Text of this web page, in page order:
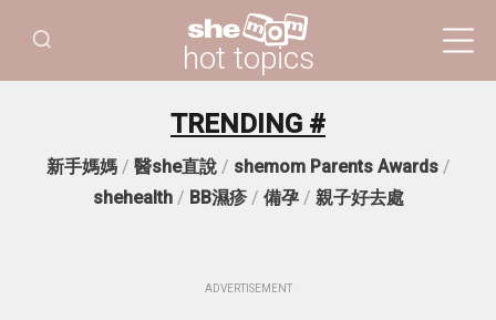
hot topics
TRENDING #
新手媽媽/ 醫she直說/ shemom Parents Awards/
shehealth/ BB濕疹/ 備孕/ 親子好去處
ADVERTISEMENT